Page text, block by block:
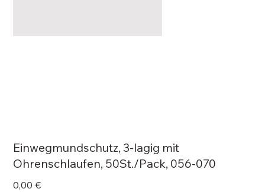
Einwegmundschutz, 3-lagig mit
Ohrenschlaufen, 50St./Pack, 056-070
Price
0,00 €